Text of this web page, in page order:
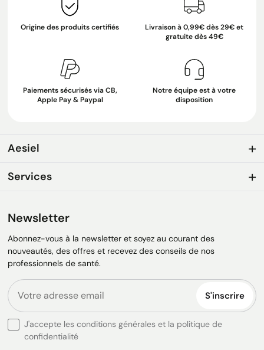
Origine des produits certifiés
Livraison à 0,99€ dès 29€ et
gratuite dès 49€
Paiements sécurisés via CB,
Apple Pay & Paypal
Notre équipe est à votre
disposition
Aesiel
Services
Newsletter
Abonnez-vous à la newsletter et soyez au courant des
nouveautés, des offres et recevez des conseils de nos
professionnels de santé.
S'inscrire
J'accepte les conditions générales et la politique de
confidentialité